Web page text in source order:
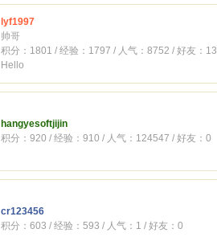
lyf1997
帅哥
积分：1801 / 经验：1797 / 人气：8752 / 好友：13
Hello
hangyesoftjijin
积分：920 / 经验：910 / 人气：124547 / 好友：0
cr123456
积分：603 / 经验：593 / 人气：1 / 好友：0